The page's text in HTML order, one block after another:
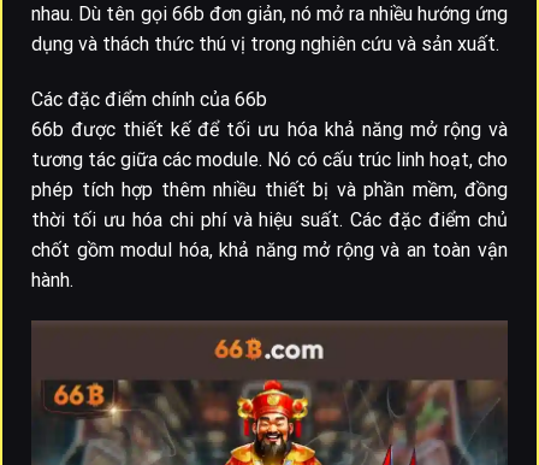
nhau. Dù tên gọi 66b đơn giản, nó mở ra nhiều hướng ứng
dụng và thách thức thú vị trong nghiên cứu và sản xuất.
Các đặc điểm chính của 66b
66b được thiết kế để tối ưu hóa khả năng mở rộng và
tương tác giữa các module. Nó có cấu trúc linh hoạt, cho
phép tích hợp thêm nhiều thiết bị và phần mềm, đồng
thời tối ưu hóa chi phí và hiệu suất. Các đặc điểm chủ
chốt gồm modul hóa, khả năng mở rộng và an toàn vận
hành.